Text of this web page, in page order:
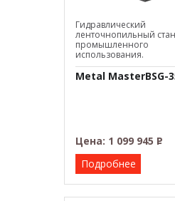
Гидравлический
ленточнопильный
промышленного
использования.
Metal MasterBSG-
Цена: 1 099 945 Р
–
Подробнее